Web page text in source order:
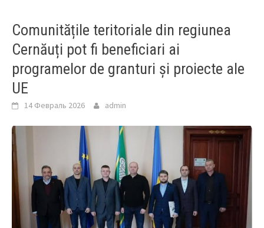
Comunitățile teritoriale din regiunea
Cernăuți pot fi beneficiari ai
programelor de granturi și proiecte ale
UE
14 Февраль 2026 admin